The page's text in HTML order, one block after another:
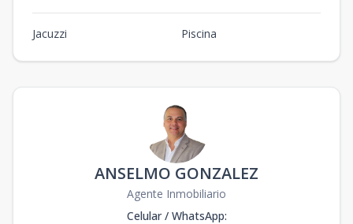
Jacuzzi Piscina
ANSELMO GONZALEZ
Agente Inmobiliario
Celular / WhatsApp: